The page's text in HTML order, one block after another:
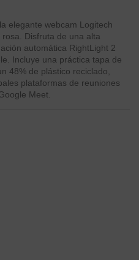
elegante webcam Logitech
Disfruta de una alta
automática RightLight 2
Incluye una práctica tapa de
48% de plástico reciclado,
plataformas de reuniones
Meet.